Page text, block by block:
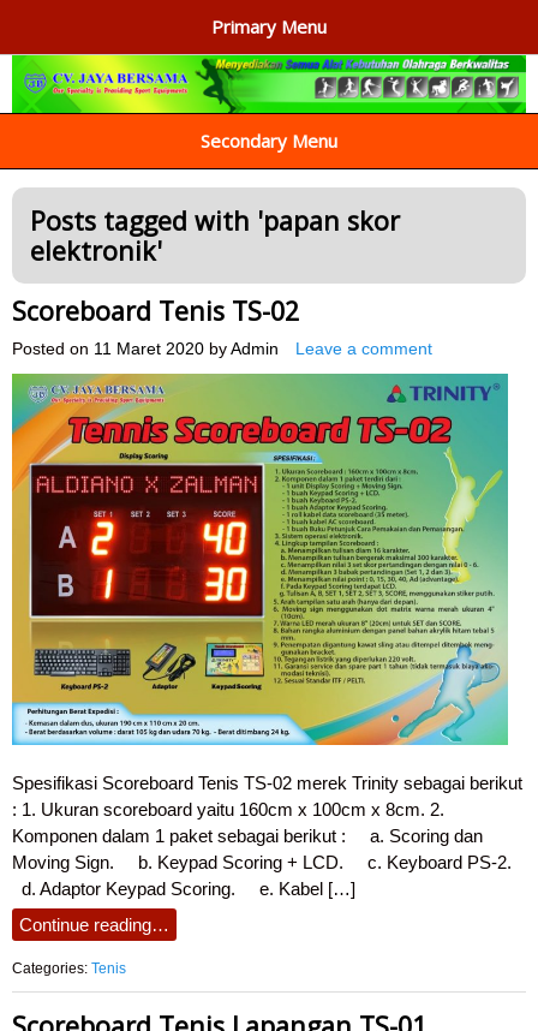
Primary Menu
AGEN ALAT OLAHRAGA
Menyediakan Alat Olahraga Terlengkap di Indonesia
Secondary Menu
Posts tagged with 'papan skor
elektronik'
Scoreboard Tenis TS-02
Posted on 11 Maret 2020 by Admin Leave a comment
Spesifikasi Scoreboard Tenis TS-02 merek Trinity sebagai berikut
: 1. Ukuran scoreboard yaitu 160cm x 100cm x 8cm. 2.
Komponen dalam 1 paket sebagai berikut : a. Scoring dan
Moving Sign. b. Keypad Scoring + LCD. c. Keyboard PS-2.
d. Adaptor Keypad Scoring. e. Kabel […]
Continue reading…
Categories: Tenis